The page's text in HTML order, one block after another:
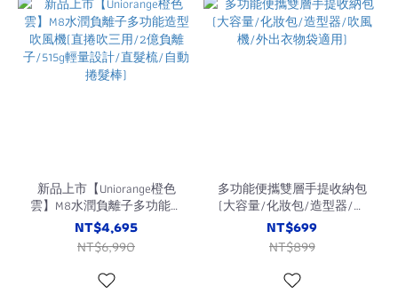
新品上市【Uniorange橙色
雲】M8水潤負離子多功能造
型吹風機(直捲吹三用/2億負
離子/515g輕量設計/直髮梳/
自動捲髮棒)
NT$4,695
NT$6,990
多功能便攜雙層手提收納包
(大容量/化妝包/造型器/吹
風機/外出衣物袋適用)
NT$699
NT$899